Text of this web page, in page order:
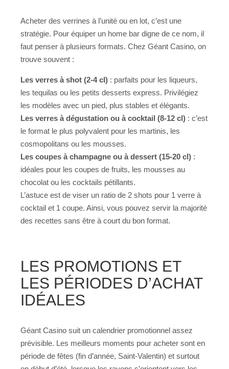
Acheter des verrines à l’unité ou en lot, c’est une
stratégie. Pour équiper un home bar digne de ce nom, il
faut penser à plusieurs formats. Chez Géant Casino, on
trouve souvent :
Les verres à shot (2-4 cl) : parfaits pour les liqueurs,
les tequilas ou les petits desserts express. Privilégiez
les modèles avec un pied, plus stables et élégants.
Les verres à dégustation ou à cocktail (8-12 cl) : c’est
le format le plus polyvalent pour les martinis, les
cosmopolitans ou les mousses.
Les coupes à champagne ou à dessert (15-20 cl) :
idéales pour les coupes de fruits, les mousses au
chocolat ou les cocktails pétillants.
L’astuce est de viser un ratio de 2 shots pour 1 verre à
cocktail et 1 coupe. Ainsi, vous pouvez servir la majorité
des recettes sans être à court du bon format.
LES PROMOTIONS ET
LES PÉRIODES D’ACHAT
IDÉALES
Géant Casino suit un calendrier promotionnel assez
prévisible. Les meilleurs moments pour acheter sont en
période de fêtes (fin d’année, Saint-Valentin) et surtout